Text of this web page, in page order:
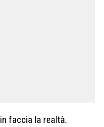
faccia la realtà.